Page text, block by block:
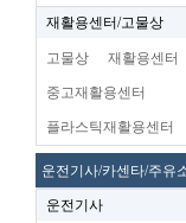
재활용센터/고물상
고물상 재활용센터
중고재활용센터
플라스틱재활용센터
운전기사/카센타/주유
운전기사